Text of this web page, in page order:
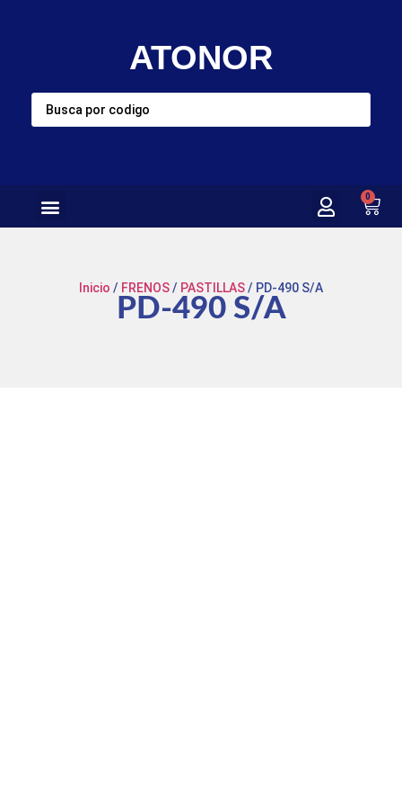
ATONOR
0
Inicio / FRENOS/ PASTILLAS/ PD-490 S/A
PD-490 S/A